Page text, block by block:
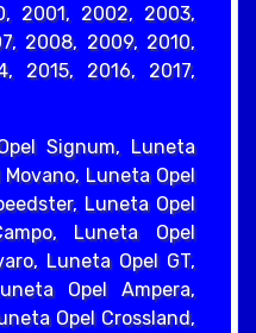
2001, 2002, 2003,
2008, 2009, 2010,
2015, 2016, 2017,
Signum, Luneta
Luneta Opel
Luneta Opel
Luneta Opel
Luneta Opel GT,
Opel Ampera,
Opel Crossland,